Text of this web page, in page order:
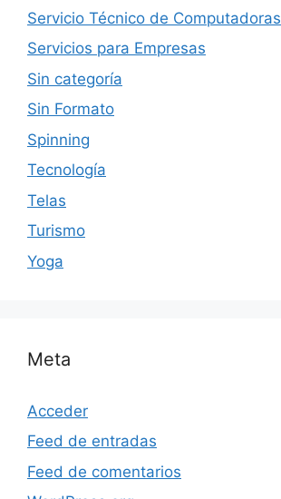
Servicio Técnico de Computadoras
Servicios para Empresas
Sin categoría
Sin Formato
Spinning
Tecnología
Telas
Turismo
Yoga
Meta
Acceder
Feed de entradas
Feed de comentarios